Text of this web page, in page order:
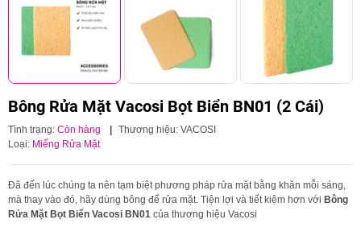
Bông Rửa Mặt Vacosi Bọt Biển BN01 (2 Cái)
Tình trạng: Còn hàng | Thương hiệu: VACOSI
Loại: Miếng Rửa Mặt
Đã đến lúc chúng ta nên tạm biệt phương pháp rửa mặt bằng khăn mỗi sáng,
mà thay vào đó, hãy dùng bông để rửa mặt. Tiện lợi và tiết kiệm hơn với Bông
Rửa Mặt Bọt Biển Vacosi BN01 của thương hiệu Vacosi